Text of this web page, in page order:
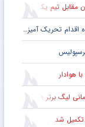
تیم یک استقلالی
مقابل هواداران پرسپولیس
هوادار
پس از پایان بازی با هوادار
شد